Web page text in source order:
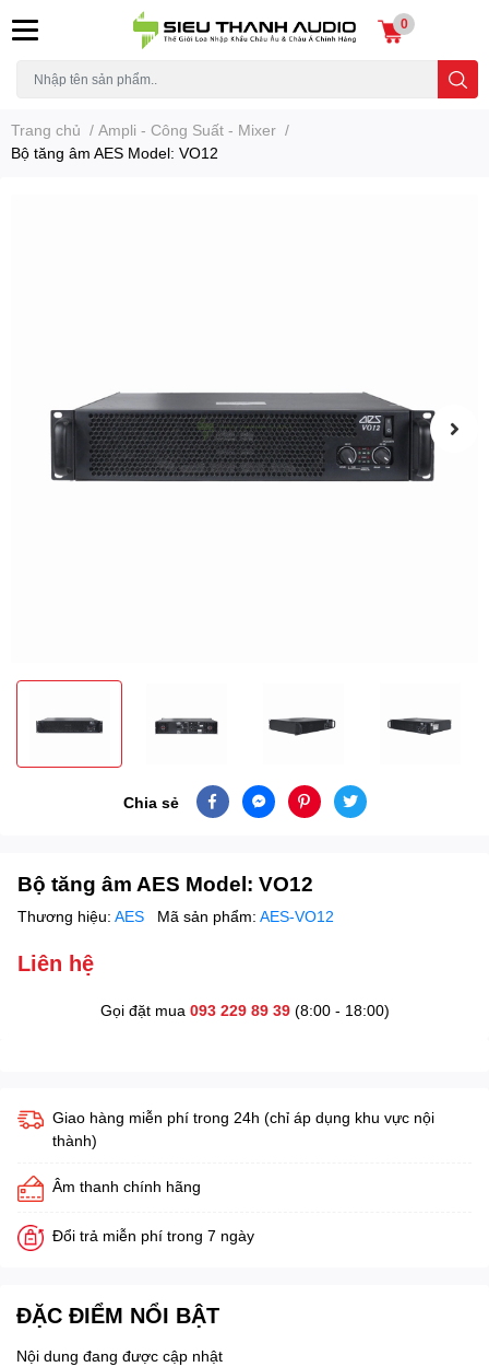
0
Trang chủ / Ampli - Công Suất - Mixer /
Bộ tăng âm AES Model: VO12
Chia sẻ
Bộ tăng âm AES Model: VO12
Thương hiệu: AES Mã sản phẩm: AES-VO12
Liên hệ
Gọi đặt mua 093 229 89 39(8:00 - 18:00)
Giao hàng miễn phí trong 24h (chỉ áp dụng khu vực nội
thành)
Âm thanh chính hãng
Đổi trả miễn phí trong 7 ngày
ĐẶC ĐIỂM NỔI BẬT
Nội dung đang được cập nhật